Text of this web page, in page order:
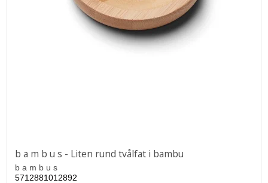
b a m b u s - Liten rund tvålfat i bambu
b a m b u s
5712881012892